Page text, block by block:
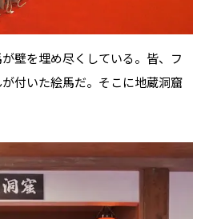
壁を埋め尽くしている。皆、フ
付いた絵馬だ。そこに地蔵洞窟